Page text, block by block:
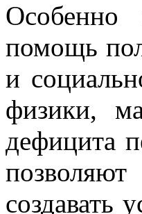
Особенно
помощь
и
физики,
дефицита
создавать